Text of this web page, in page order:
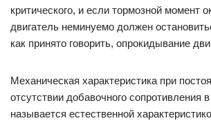
критического, и если тормозной момент
двигатель неминуемо должен
как принято говорить, опрокидывание
Механическая характеристика при
отсутствии добавочного сопротивления
называется естественной